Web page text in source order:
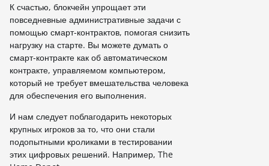
К счастью, блокчейн упрощает эти
повседневные административные задачи с
помощью смарт-контрактов, помогая снизить
нагрузку на старте. Вы можете думать о
смарт-контракте как об автоматическом
контракте, управляемом компьютером,
который не требует вмешательства человека
для обеспечения его выполнения.
И нам следует поблагодарить некоторых
крупных игроков за то, что они стали
подопытными кроликами в тестировании
этих цифровых решений. Например, The